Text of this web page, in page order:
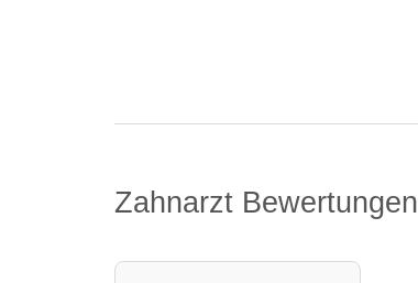
Zahnarzt Bewertungen